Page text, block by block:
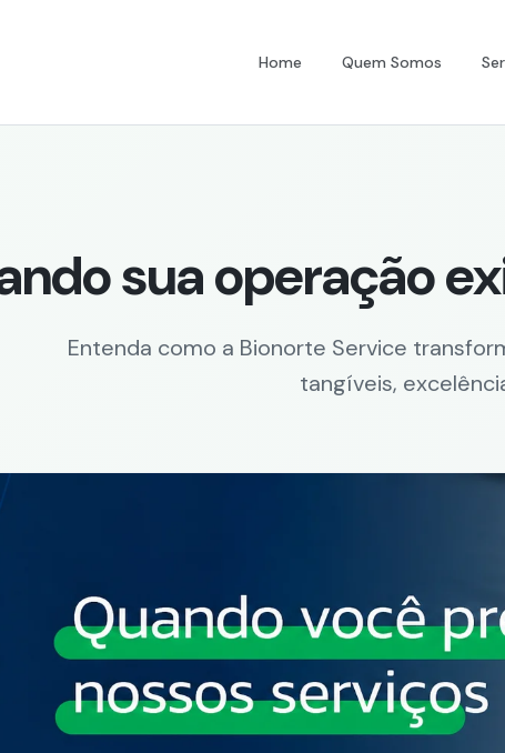
Home Quem Somos
sua operação
Entenda como a Bionorte Service
tangíveis,